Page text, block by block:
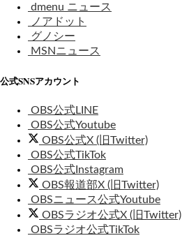
dmenu ニュース
ノアドット
グノシー
MSNニュース
公式SNSアカウント
OBS公式LINE
OBS公式Youtube
OBS公式X (旧Twitter)
OBS公式TikTok
OBS公式Instagram
OBS報道部X (旧Twitter)
OBSニュース公式Youtube
OBSラジオ公式X (旧Twitter)
OBSラジオ公式TikTok